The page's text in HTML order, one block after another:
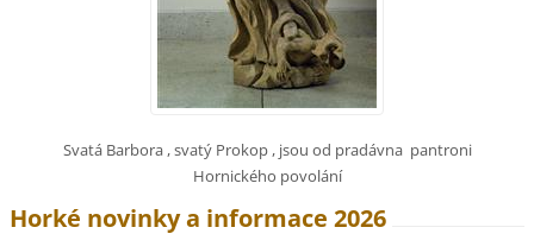
Svatá Barbora , svatý Prokop , jsou od pradávna pantroni
Hornického povolání
Horké novinky a informace 2026